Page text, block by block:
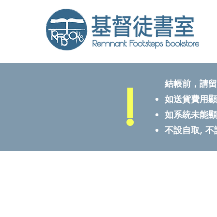
!
結帳前，請
如送貨費用
如系統未能
不設自取, 不